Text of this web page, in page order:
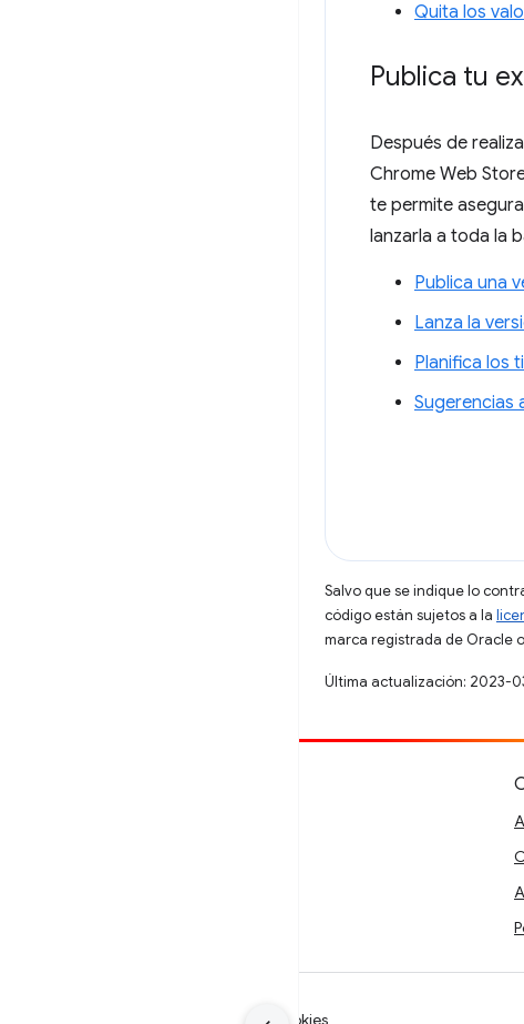
Quita los
Publica tu
Después de
Chrome Web
te permite
lanzarla a toda la
Publica una
Lanza la
Planifica los
Sugerencias
Salvo que se indique lo
código están sujetos a la
marca registrada de Oracle
Última actualización: 2023-
Manage cookies